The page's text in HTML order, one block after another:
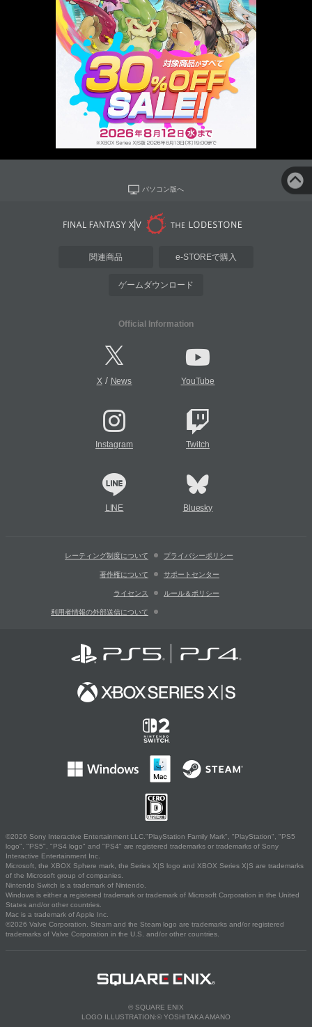
パソコン版へ
関連商品 e-STOREで購入
ゲームダウンロード
Official Information
X/ News YouTube
Instagram Twitch
LINE Bluesky
レーティング制度について プライバシーポリシー
著作権について サポートセンター
ライセンス ルール＆ポリシー
利用者情報の外部送信について
©2026 Sony Interactive Entertainment LLC."PlayStation Family Mark", "PlayStation", "PS5
logo", "PS5", "PS4 logo" and "PS4" are registered trademarks or trademarks of Sony
Interactive Entertainment Inc.
Microsoft, the XBOX Sphere mark, the Series X|S logo and XBOX Series X|S are trademarks
of the Microsoft group of companies.
Nintendo Switch is a trademark of Nintendo.
Windows is either a registered trademark or trademark of Microsoft Corporation in the United
States and/or other countries.
Mac is a trademark of Apple Inc.
©2026 Valve Corporation. Steam and the Steam logo are trademarks and/or registered
trademarks of Valve Corporation in the U.S. and/or other countries.
© SQUARE ENIX
LOGO ILLUSTRATION:© YOSHITAKA AMANO